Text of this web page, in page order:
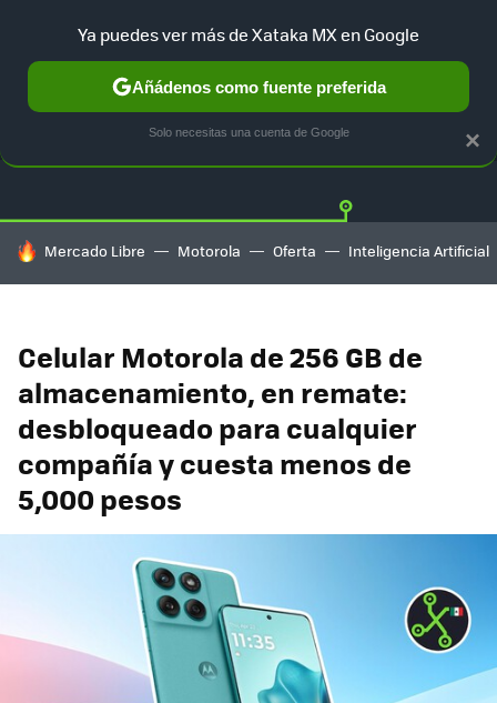
GUÍA DE COMPRAS MERCADO LIBRE
HOY SE HABLA DE
Mercado Libre Motorola Oferta Inteligencia Artificial
Celular Motorola de 256 GB de
almacenamiento, en remate:
desbloqueado para cualquier
compañía y cuesta menos de
5,000 pesos
×
Ya puedes ver más de Xataka MX en Google
Añádenos como fuente preferida
Solo necesitas una cuenta de Google